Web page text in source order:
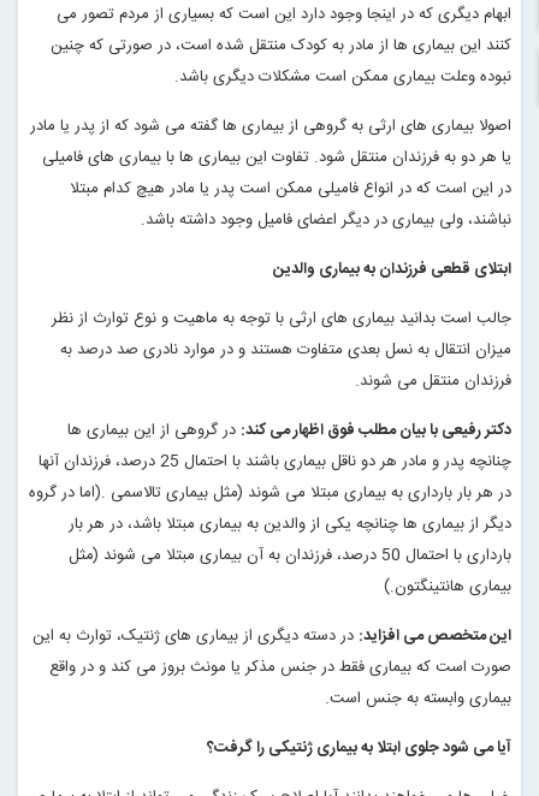
ابهام دیگری که در اینجا وجود دارد این است که بسیاری از مردم تصور می
کنند این بیماری ها از مادر به کودک منتقل شده است، در صورتی که چنین
نبوده وعلت بیماری ممکن است مشکلات دیگری باشد.
اصولا بیماری های ارثی به گروهی از بیماری ها گفته می شود که از پدر یا مادر
یا هر دو به فرزندان منتقل شود. تفاوت این بیماری ها با بیماری های فامیلی
در این است که در انواع فامیلی ممکن است پدر یا مادر هیچ کدام مبتلا
نباشند، ولی بیماری در دیگر اعضای فامیل وجود داشته باشد.
ابتلای قطعی فرزندان به بیماری والدین
جالب است بدانید بیماری های ارثی با توجه به ماهیت و نوع توارث از نظر
میزان انتقال به نسل بعدی متفاوت هستند و در موارد نادری صد درصد به
فرزندان منتقل می شوند.
دکتر رفیعی با بیان مطلب فوق اظهار می کند: در گروهی از این بیماری ها
چنانچه پدر و مادر هر دو ناقل بیماری باشند با احتمال 25 درصد، فرزندان آنها
در هر بار بارداری به بیماری مبتلا می شوند (مثل بیماری تالاسمی ).اما در گروه
دیگر از بیماری ها چنانچه یکی از والدین به بیماری مبتلا باشد، در هر بار
بارداری با احتمال 50 درصد، فرزندان به آن بیماری مبتلا می شوند (مثل
بیماری هانتینگتون(.
این متخصص می افزاید: در دسته دیگری از بیماری های ژنتیک، توارث به این
صورت است که بیماری فقط در جنس مذکر یا مونث بروز می کند و در واقع
بیماری وابسته به جنس است.
آیا می شود جلوی ابتلا به بیماری ژنتیکی را گرفت؟